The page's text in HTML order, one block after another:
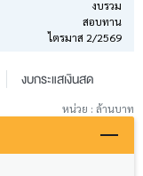
งบรวม
สอบทาน
ไตรมาส 2/2569
งบกระแสเงินสด
หน่วย : ล้านบาท